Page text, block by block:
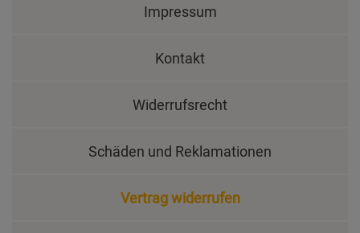
Impressum
Kontakt
Widerrufsrecht
Schäden und Reklamationen
Vertrag widerrufen